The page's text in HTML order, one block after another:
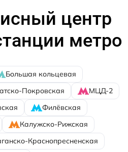
центр
метро
Большая кольцевая
Покровская
МЦД-2
Филёвская
Калужско-Рижская
Краснопресненская